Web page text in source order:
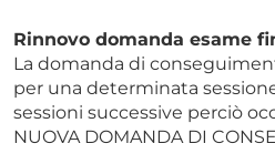
Rinnovo domanda esame
La domanda di
per una determinata
sessioni successive perciò
NUOVA DOMANDA DI